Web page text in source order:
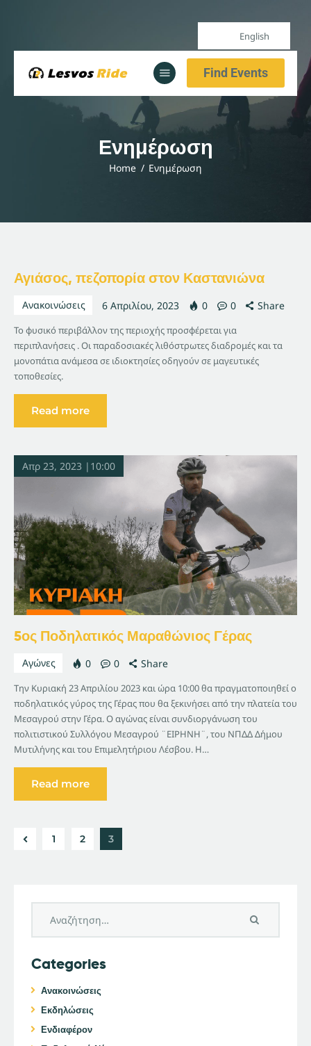
English
Find Events
Ενημέρωση
Home Ενημέρωση
Αρχική
Υπηρεσίες
Ενημέρωση
Αρχική
Υπηρεσίες
Αγιάσος, πεζοπορία στον Καστανιώνα
Ανακοινώσεις 6 Απριλίου, 2023 0 0 Share
Το φυσικό περιβάλλον της περιοχής προσφέρεται για
περιπλανήσεις . Οι παραδοσιακές λιθόστρωτες διαδρομές και τα
μονοπάτια ανάμεσα σε ιδιοκτησίες οδηγούν σε μαγευτικές
τοποθεσίες.
Read more
Απρ 23, 2023 |10:00
5ος Ποδηλατικός Μαραθώνιος Γέρας
Αγώνες 0 0 Share
Την Κυριακή 23 Απριλίου 2023 και ώρα 10:00 θα πραγματοποιηθεί ο
ποδηλατικός γύρος της Γέρας που θα ξεκινήσει από την πλατεία του
Μεσαγρού στην Γέρα. Ο αγώνας είναι συνδιοργάνωση του
πολιτιστικού Συλλόγου Μεσαγρού ¨ΕΙΡΗΝΗ¨, του ΝΠΔΔ Δήμου
Μυτιλήνης και του Επιμελητήριου Λέσβου. Η…
Read more
1 2 3
Categories
Ανακοινώσεις
Εκδηλώσεις
Ενδιαφέρον